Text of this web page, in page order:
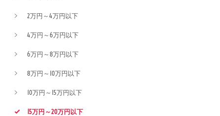
2万円～4万円以下
4万円～6万円以下
6万円～8万円以下
8万円～10万円以下
10万円～15万円以下
15万円～20万円以下